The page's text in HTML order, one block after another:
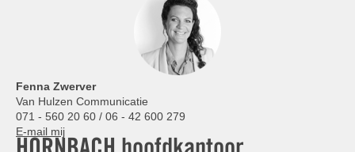
Fenna Zwerver
Van Hulzen Communicatie
071 - 560 20 60 / 06 - 42 600 279
E-mail mij